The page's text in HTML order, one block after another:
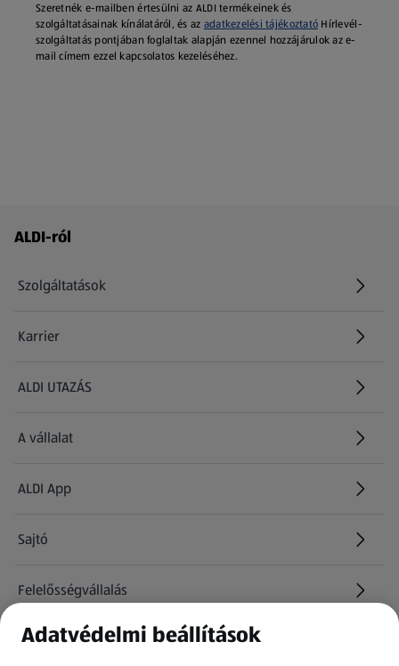
Szeretnék e-mailben értesülni az ALDI termékeinek és
szolgáltatásainak kínálatáról, és az adatkezelési tájékoztató Hírlevél-
szolgáltatás pontjában foglaltak alapján ezennel hozzájárulok az e-
mail címem ezzel kapcsolatos kezeléséhez.
Láblécmenü - további linkek
ALDI-ról
Szolgáltatások
Karrier
(új oldalon nyílik meg)
ALDI UTAZÁS
(új oldalon nyílik meg)
A vállalat
ALDI App
Sajtó
Felelősségvállalás
Információk
Adatvédelmi beállítások